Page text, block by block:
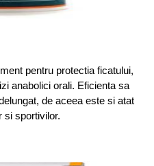
pentru protectia ficatului,
anabolici orali. Eficienta sa
de aceea este si atat
si sportivilor.